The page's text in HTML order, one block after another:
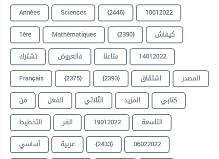
Années
Sciences {2446}
10012022
1ère
Mathématiques {2390}
كيفاش
تشترك
فالعروض متاعنا
14012022
Français
{2375} {2393} اشتقاق
المصدر
من
الفعل الثّلاثي المزيد
كتابي
التخطيط
الفر 19012022
التاسعة
أساسي
عربية {2433}
06022022